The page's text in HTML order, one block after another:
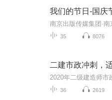
我们的节日-国庆
35 8076
二建市政冲刺，
36 2619